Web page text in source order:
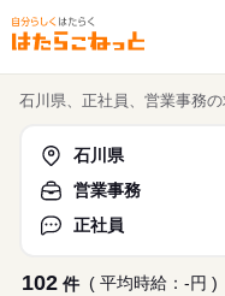
石川県、正社員、営業事務
石川県
営業事務
正社員
102 件 ( 平均時給：-円 )